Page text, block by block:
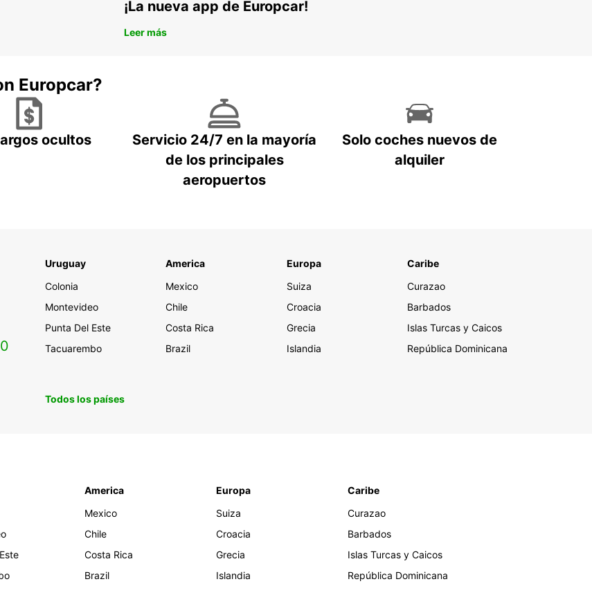
¡La nueva app de Europcar!
Leer más
Europcar?
ocultos
Servicio 24/7 en la mayoría
de los principales
aeropuertos
Solo coches nuevos de
alquiler
Uruguay
Colonia
Montevideo
Punta Del Este
Tacuarembo
America
Mexico
Chile
Costa Rica
Brazil
Europa
Suiza
Croacia
Grecia
Islandia
Caribe
Curazao
Barbados
Islas Turcas y Caicos
República Dominicana
Todos los países
America
Mexico
Chile
Costa Rica
Brazil
Europa
Suiza
Croacia
Grecia
Islandia
Caribe
Curazao
Barbados
Islas Turcas y Caicos
República Dominicana